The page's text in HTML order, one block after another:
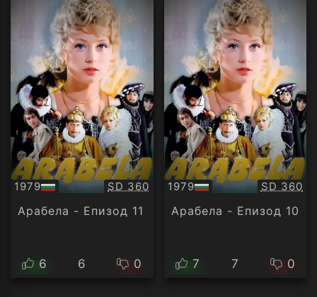
1979
БГ
аудио
Качество:
SD 360
Арабела - Епизод 11
6 6 0
1979
БГ
аудио
SD 360
Арабела - Епизод 10
7 7 0